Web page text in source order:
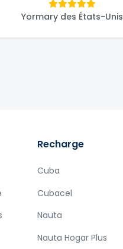
Yormary des États-Unis
Recharge
Cuba
Cubacel
Nauta
Nauta Hogar Plus